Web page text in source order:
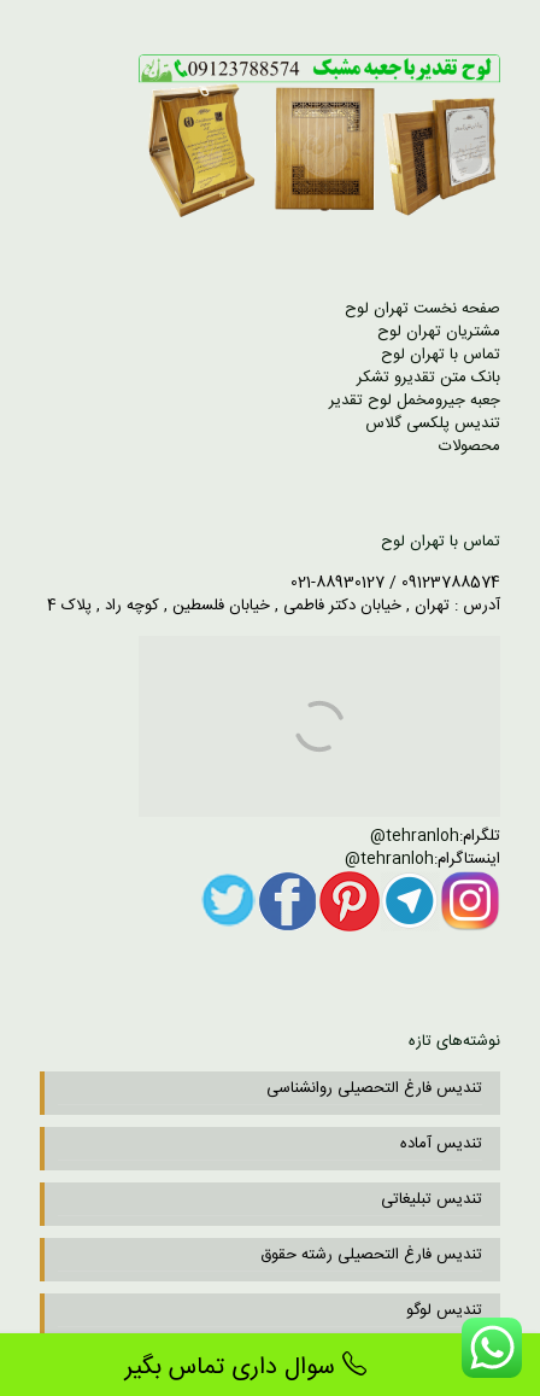
صفحه نخست تهران لوح
مشتریان تهران لوح
تماس با تهران لوح
بانک متن تقدیرو تشکر
جعبه جیرومخمل لوح تقدیر
تندیس پلکسی گلاس
محصولات
تماس با تهران لوح
09123788574 / 021-88930127
آدرس : تهران , خیابان دکتر فاطمی , خیابان فلسطین , کوچه راد , پلاک 4
تلگرام:tehranloh@
اینستاگرام:tehranloh@
نوشته‌های تازه
تندیس فارغ التحصیلی روانشناسی
تندیس آماده
تندیس تبلیغاتی
تندیس فارغ التحصیلی رشته حقوق
تندیس لوگو
تندیس رمضان سوال داری تماس بگیر